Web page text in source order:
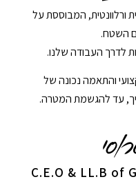
ורלוונטית, המבוססת על
השטח.
לדרך העבודה שלנו.
והתאמה נכונה של
עד להגשמת המטרה.
C.E.O & LL.B of